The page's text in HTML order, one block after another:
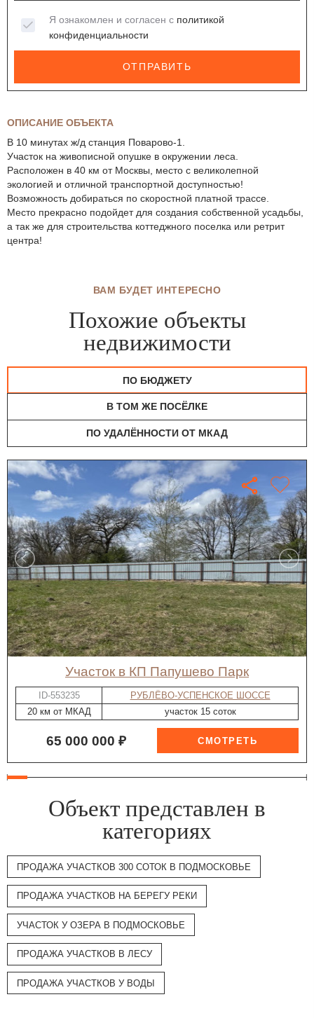
ОПИСАНИЕ ОБЪЕКТА
В 10 минутах ж/д станция Поварово-1.
Участок на живописной опушке в окружении леса.
Расположен в 40 км от Москвы, место с великолепной
экологией и отличной транспортной доступностью!
Возможность добираться по скоростной платной трассе.
Место прекрасно подойдет для создания собственной усадьбы,
а так же для строительства коттеджного поселка или ретрит
центра!
Я ознакомлен и согласен с политикой
конфиденциальности
ОТПРАВИТЬ
ВАМ БУДЕТ ИНТЕРЕСНО
Похожие объекты
недвижимости
ПО БЮДЖЕТУ
В ТОМ ЖЕ ПОСЁЛКЕ
ПО УДАЛЁННОСТИ ОТ МКАД
участок в КП Папушево Парк
ID-553235
РУБЛЁВО-УСПЕНСКОЕ ШОССЕ
20 км от МКАД
участок 15 соток
65 000 000 ₽
Объект представлен в
категориях
ПРОДАЖА УЧАСТКОВ 300 СОТОК В ПОДМОСКОВЬЕ
ПРОДАЖА УЧАСТКОВ НА БЕРЕГУ РЕКИ
УЧАСТОК У ОЗЕРА В ПОДМОСКОВЬЕ
ПРОДАЖА УЧАСТКОВ В ЛЕСУ
ПРОДАЖА УЧАСТКОВ У ВОДЫ